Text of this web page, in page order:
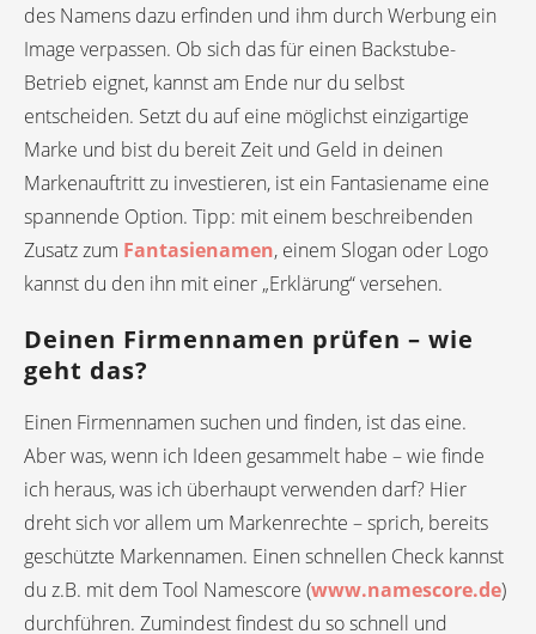
des Namens dazu erfinden und ihm durch Werbung ein
Image verpassen. Ob sich das für einen Backstube-
Betrieb eignet, kannst am Ende nur du selbst
entscheiden. Setzt du auf eine möglichst einzigartige
Marke und bist du bereit Zeit und Geld in deinen
Markenauftritt zu investieren, ist ein Fantasiename eine
spannende Option. Tipp: mit einem beschreibenden
Zusatz zum Fantasienamen, einem Slogan oder Logo
kannst du den ihn mit einer „Erklärung“ versehen.
Deinen Firmennamen prüfen – wie
geht das?
Einen Firmennamen suchen und finden, ist das eine.
Aber was, wenn ich Ideen gesammelt habe – wie finde
ich heraus, was ich überhaupt verwenden darf? Hier
dreht sich vor allem um Markenrechte – sprich, bereits
geschützte Markennamen. Einen schnellen Check kannst
du z.B. mit dem Tool Namescore (www.namescore.de)
durchführen. Zumindest findest du so schnell und